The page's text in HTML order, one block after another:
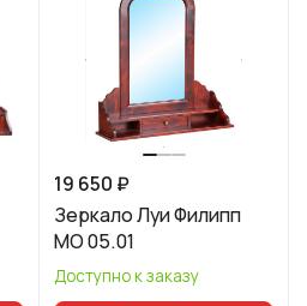
19 650 ₽
Зеркало Луи Филипп
МО 05.01
Доступно к заказу